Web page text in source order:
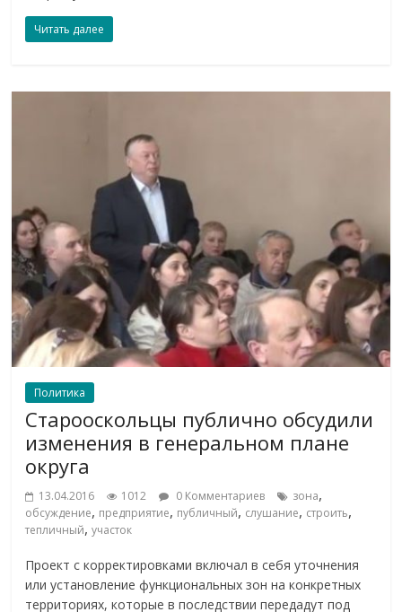
Читать далее
Политика
Старооскольцы публично обсудили
изменения в генеральном плане
округа
13.04.2016 1012 0 Комментариев зона,
обсуждение, предприятие, публичный, слушание, строить,
тепличный,участок
Проект с корректировками включал в себя уточнения
или установление функциональных зон на конкретных
территориях, которые в последствии передадут под